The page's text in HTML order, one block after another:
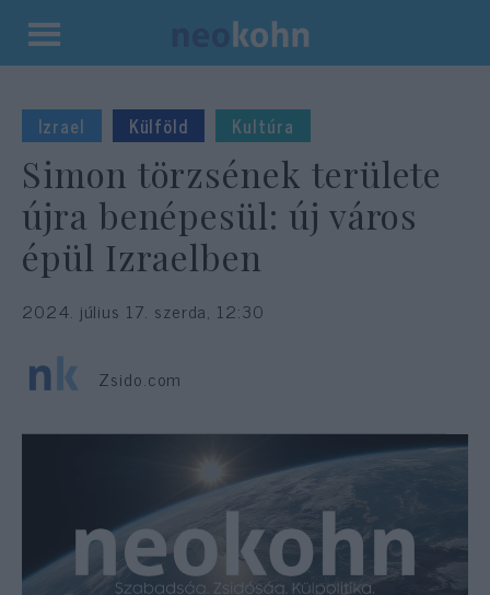
Kilépés
tartalomba
Izrael Külföld Kultúra
Simon törzsének területe
újra benépesül: új város
épül Izraelben
2024. július 17. szerda, 12:30
Zsido.com